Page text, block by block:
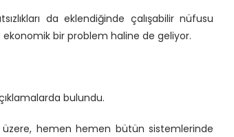
da eklendiğinde çalışabilir nüfusu
ekonomik bir problem haline de geliyor.
bulundu.
hemen hemen bütün sistemlerinde